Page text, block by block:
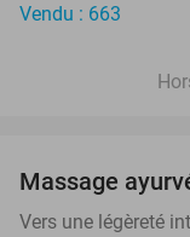
Vendu : 663
Massage
Vers une légèreté